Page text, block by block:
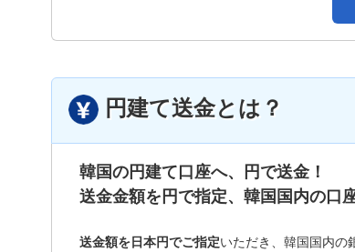
円建て送金とは？
韓国の円建て口座へ、円で送金！
送金金額を円で指定、韓国国内の口
送金額を日本円でご指定いただき、韓国国内の